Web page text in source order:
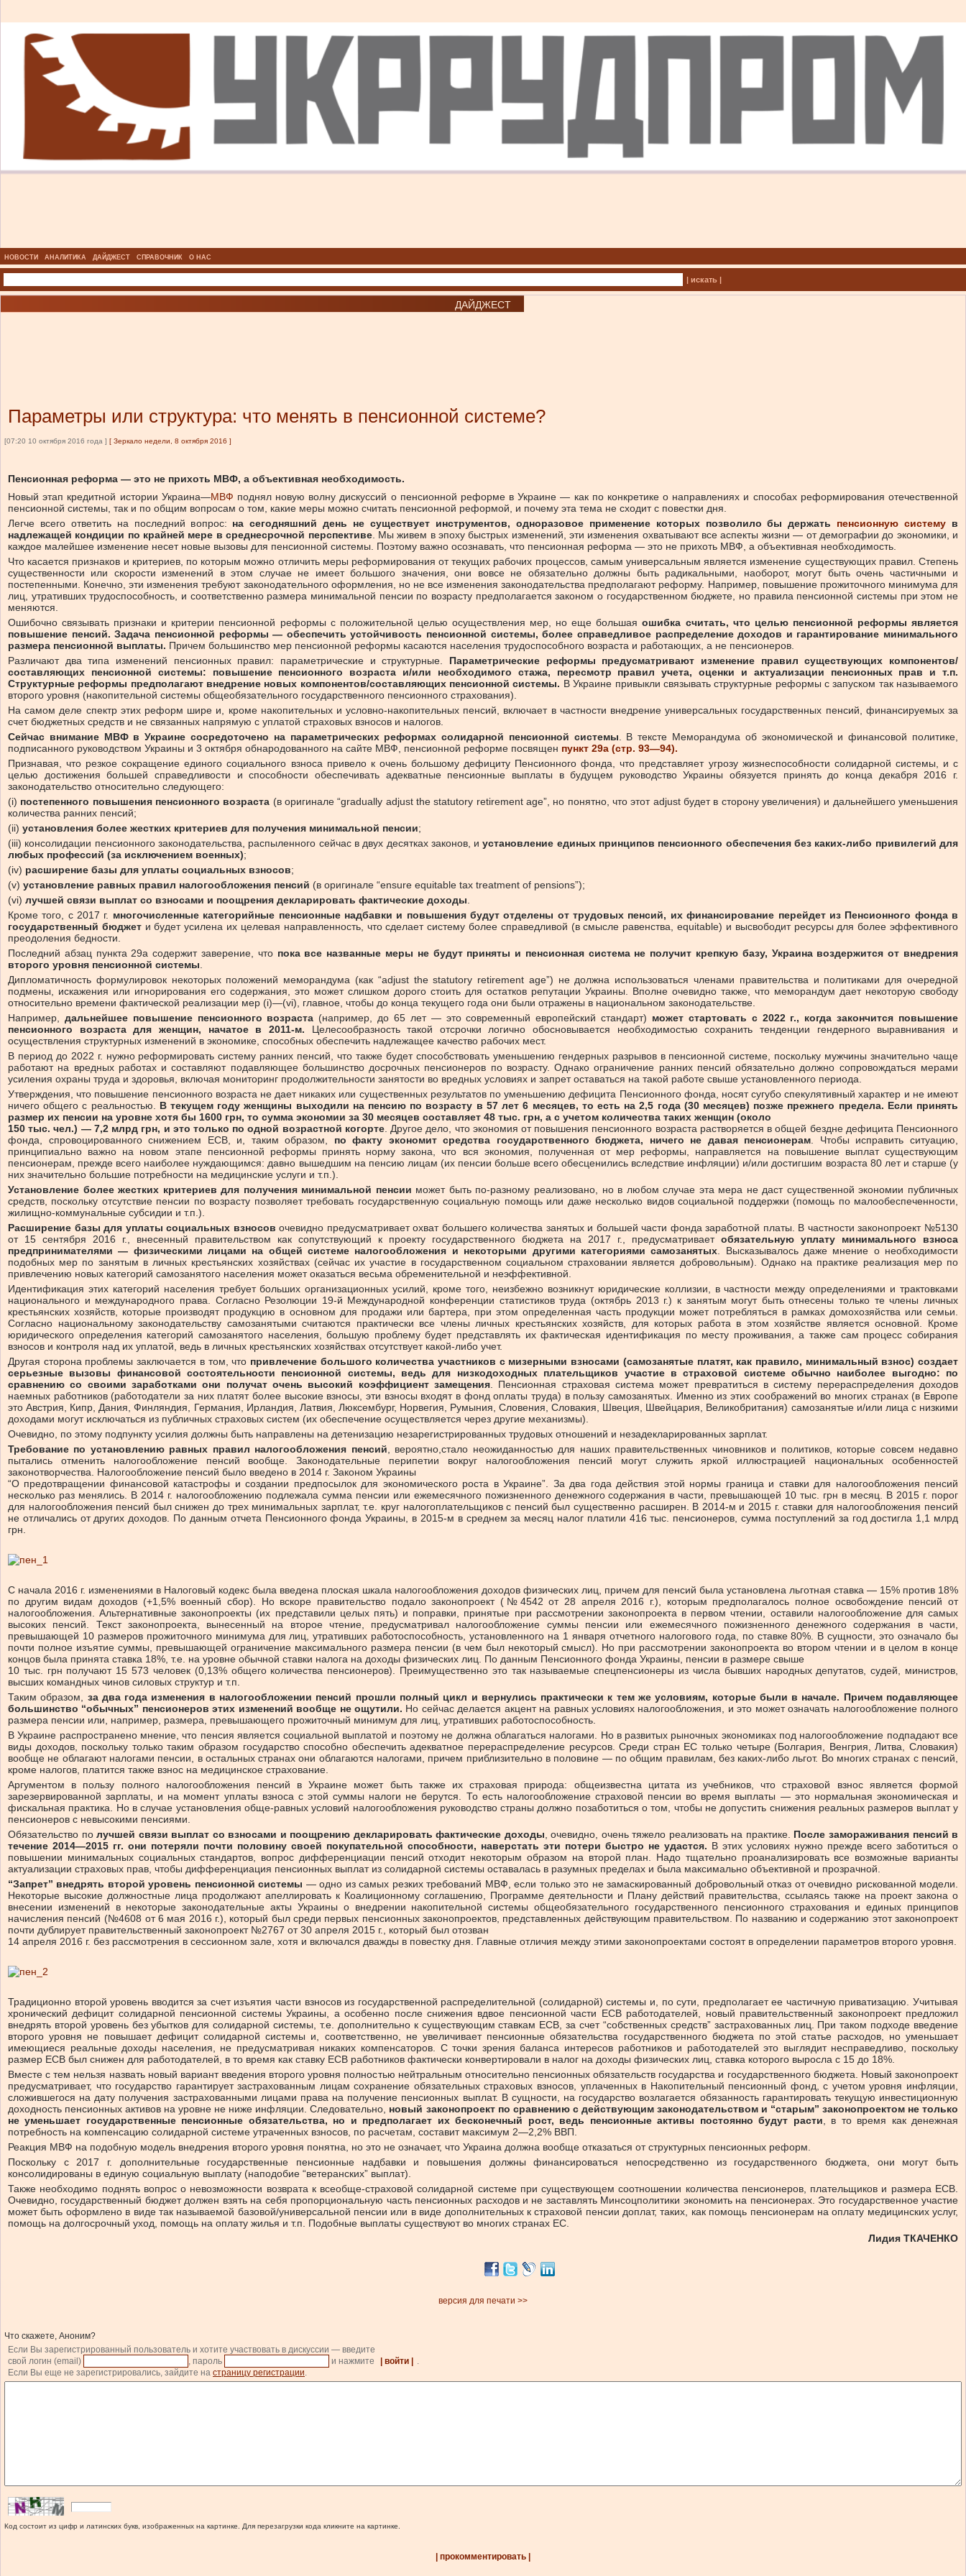
НОВОСТИ АНАЛИТИКА ДАЙДЖЕСТ СПРАВОЧНИК О НАС
| искать |
ДАЙДЖЕСТ
Параметры или структура: что менять в пенсионной системе?
[07:20 10 октября 2016 года ] [ Зеркало недели, 8 октября 2016 ]
Пенсионная реформа — это не прихоть МВФ, а объективная необходимость.
Новый этап кредитной истории Украина—МВФ поднял новую волну дискуссий о пенсионной реформе в Украине — как по конкретике о направлениях и способах реформирования отечественной
пенсионной системы, так и по общим вопросам о том, какие меры можно считать пенсионной реформой, и почему эта тема не сходит с повестки дня.
Легче всего ответить на последний вопрос: на сегодняшний день не существует инструментов, одноразовое применение которых позволило бы держать пенсионную систему в
надлежащей кондиции по крайней мере в среднесрочной перспективе. Мы живем в эпоху быстрых изменений, эти изменения охватывают все аспекты жизни — от демографии до экономики, и
каждое малейшее изменение несет новые вызовы для пенсионной системы. Поэтому важно осознавать, что пенсионная реформа — это не прихоть МВФ, а объективная необходимость.
Что касается признаков и критериев, по которым можно отличить меры реформирования от текущих рабочих процессов, самым универсальным является изменение существующих правил. Степень
существенности или скорости изменений в этом случае не имеет большого значения, они вовсе не обязательно должны быть радикальными, наоборот, могут быть очень частичными и
постепенными. Конечно, эти изменения требуют законодательного оформления, но не все изменения законодательства предполагают реформу. Например, повышение прожиточного минимума для
лиц, утративших трудоспособность, и соответственно размера минимальной пенсии по возрасту предполагается законом о государственном бюджете, но правила пенсионной системы при этом не
меняются.
Ошибочно связывать признаки и критерии пенсионной реформы с положительной целью осуществления мер, но еще большаяошибка считать, что целью пенсионной реформы является
повышение пенсий. Задача пенсионной реформы — обеспечить устойчивость пенсионной системы, более справедливое распределение доходов и гарантирование минимального
размера пенсионной выплаты. Причем большинство мер пенсионной реформы касаются населения трудоспособного возраста и работающих, а не пенсионеров.
Различают два типа изменений пенсионных правил: параметрические и структурные. Параметрические реформы предусматривают изменение правил существующих компонентов/
составляющих пенсионной системы: повышение пенсионного возраста и/или необходимого стажа, пересмотр правил учета, оценки и актуализации пенсионных прав и т.п.
Структурные реформы предполагают внедрение новых компонентов/составляющих пенсионной системы. В Украине привыкли связывать структурные реформы с запуском так называемого
второго уровня (накопительной системы общеобязательного государственного пенсионного страхования).
На самом деле спектр этих реформ шире и, кроме накопительных и условно-накопительных пенсий, включает в частности внедрение универсальных государственных пенсий, финансируемых за
счет бюджетных средств и не связанных напрямую с уплатой страховых взносов и налогов.
Сейчас внимание МВФ в Украине сосредоточено на параметрических реформах солидарной пенсионной системы . В тексте Меморандума об экономической и финансовой политике,
подписанного руководством Украины и 3 октября обнародованного на сайте МВФ, пенсионной реформе посвящен пункт 29а (стр. 93—94).
Признавая, что резкое сокращение единого социального взноса привело к очень большому дефициту Пенсионного фонда, что представляет угрозу жизнеспособности солидарной системы, и с
целью достижения большей справедливости и способности обеспечивать адекватные пенсионные выплаты в будущем руководство Украины обязуется принять до конца декабря 2016 г.
законодательство относительно следующего:
(i) постепенного повышения пенсионного возраста (в оригинале “gradually adjust the statutory retirement age”, но понятно, что этот adjust будет в сторону увеличения) и дальнейшего уменьшения
количества ранних пенсий;
(ii) установления более жестких критериев для получения минимальной пенсии;
(iii) консолидации пенсионного законодательства, распыленного сейчас в двух десятках законов, иустановление единых принципов пенсионного обеспечения без каких-либо привилегий для
любых профессий (за исключением военных);
(iv) расширение базы для уплаты социальных взносов;
(v) установление равных правил налогообложения пенсий (в оригинале “ensure equitable tax treatment of pensions”);
(vi) лучшей связи выплат со взносами и поощрения декларировать фактические доходы
Кроме того, с 2017 г. многочисленные категорийные пенсионные надбавки и повышения будут отделены от трудовых пенсий, их финансирование перейдет из Пенсионного фонда в
государственный бюджети будет усилена их целевая направленность, что сделает систему более справедливой (в смысле равенства, equitable) и высвободит ресурсы для более эффективного
преодоления бедности.
Последний абзац пункта 29а содержит заверение, что пока все названные меры не будут приняты и пенсионная система не получит крепкую базу, Украина воздержится от внедрения
второго уровня пенсионной системы
Дипломатичность формулировок некоторых положений меморандума (как “adjust the statutory retirement age”) не должна использоваться членами правительства и политиками для очередной
подмены, искажения или игнорирования его содержания, это может слишком дорого стоить для остатков репутации Украины. Вполне очевидно также, что меморандум дает некоторую свободу
относительно времени фактической реализации мер (i)—(vі), главное, чтобы до конца текущего года они были отражены в национальном законодательстве.
Например, дальнейшее повышение пенсионного возраста (например, до 65 лет — это современный европейский стандарт) может стартовать с 2022 г., когда закончится повышение
пенсионного возраста для женщин, начатое в 2011-м. Целесообразность такой отсрочки логично обосновывается необходимостью сохранить тенденции гендерного выравнивания и
осуществления структурных изменений в экономике, способных обеспечить надлежащее качество рабочих мест.
В период до 2022 г. нужно реформировать систему ранних пенсий, что также будет способствовать уменьшению гендерных разрывов в пенсионной системе, поскольку мужчины значительно чаще
работают на вредных работах и составляют подавляющее большинство досрочных пенсионеров по возрасту. Однако ограничение ранних пенсий обязательно должно сопровождаться мерами
усиления охраны труда и здоровья, включая мониторинг продолжительности занятости во вредных условиях и запрет оставаться на такой работе свыше установленного периода.
Утверждения, что повышение пенсионного возраста не дает никаких или существенных результатов по уменьшению дефицита Пенсионного фонда, носят сугубо спекулятивный характер и не имеют
ничего общего с реальностью. В текущем году женщины выходили на пенсию по возрасту в 57 лет 6 месяцев, то есть на 2,5 года (30 месяцев) позже прежнего предела. Если принять
размер их пенсии на уровне хотя бы 1600 грн, то сумма экономии за 30 месяцев составляет 48 тыс. грн, а с учетом количества таких женщин (около
150 тыс. чел.) — 7,2 млрд грн, и это только по одной возрастной когорте. Другое дело, что экономия от повышения пенсионного возраста растворяется в общей бездне дефицита Пенсионного
фонда, спровоцированного снижением ЕСВ, и, таким образом, по факту экономит средства государственного бюджета, ничего не давая пенсионерам . Чтобы исправить ситуацию,
принципиально важно на новом этапе пенсионной реформы принять норму закона, что вся экономия, полученная от мер реформы, направляется на повышение выплат существующим
пенсионерам, прежде всего наиболее нуждающимся: давно вышедшим на пенсию лицам (их пенсии больше всего обесценились вследствие инфляции) и/или достигшим возраста 80 лет и старше (у
них значительно большие потребности на медицинские услуги и т.п.).
Установление более жестких критериев для получения минимальной пенсии может быть по-разному реализовано, но в любом случае эта мера не даст существенной экономии публичных
средств, поскольку отсутствие пенсии по возрасту позволяет требовать государственную социальную помощь или даже несколько видов социальной поддержки (помощь по малообеспеченности,
жилищно-коммунальные субсидии и т.п.).
Расширение базы для уплаты социальных взносов очевидно предусматривает охват большего количества занятых и большей части фонда заработной платы. В частности законопроект №5130
от 15 сентября 2016 г., внесенный правительством как сопутствующий к проекту государственного бюджета на 2017 г., предусматривает обязательную уплату минимального взноса
предпринимателями — физическими лицами на общей системе налогообложения и некоторыми другими категориями самозанятых . Высказывалось даже мнение о необходимости
подобных мер по занятым в личных крестьянских хозяйствах (сейчас их участие в государственном социальном страховании является добровольным). Однако на практике реализация мер по
привлечению новых категорий самозанятого населения может оказаться весьма обременительной и неэффективной.
Идентификация этих категорий населения требует больших организационных усилий, кроме того, неизбежно возникнут юридические коллизии, в частности между определениями и трактовками
национального и международного права. Согласно Резолюции 19-й Международной конференции статистиков труда (октябрь 2013 г.) к занятым могут быть отнесены только те члены личных
крестьянских хозяйств, которые производят продукцию в основном для продажи или бартера, при этом определенная часть продукции может потребляться в рамках домохозяйства или семьи.
Согласно национальному законодательству самозанятыми считаются практически все члены личных крестьянских хозяйств, для которых работа в этом хозяйстве является основной. Кроме
юридического определения категорий самозанятого населения, большую проблему будет представлять их фактическая идентификация по месту проживания, а также сам процесс собирания
взносов и контроля над их уплатой, ведь в личных крестьянских хозяйствах отсутствует какой-либо учет.
Другая сторона проблемы заключается в том, что привлечение большого количества участников с мизерными взносами (самозанятые платят, как правило, минимальный взнос) создает
серьезные вызовы финансовой состоятельности пенсионной системы, ведь для низкодоходных плательщиков участие в страховой системе обычно наиболее выгодно: по
сравнению со своими заработками они получат очень высокий коэффициент замещения . Пенсионная страховая система может превратиться в систему перераспределения доходов
наемных работников (работодатели за них платят более высокие взносы, эти взносы входят в фонд оплаты труда) в пользу самозанятых. Именно из этих соображений во многих странах (в Европе
это Австрия, Кипр, Дания, Финляндия, Германия, Ирландия, Латвия, Люксембург, Норвегия, Румыния, Словения, Словакия, Швеция, Швейцария, Великобритания) самозанятые и/или лица с низкими
доходами могут исключаться из публичных страховых систем (их обеспечение осуществляется через другие механизмы).
Очевидно, по этому подпункту усилия должны быть направлены на детенизацию незарегистрированных трудовых отношений и незадекларированных зарплат.
Требование по установлению равных правил налогообложения пенсий , вероятно,стало неожиданностью для наших правительственных чиновников и политиков, которые совсем недавно
пытались отменить налогообложение пенсий вообще. Законодательные перипетии вокруг налогообложения пенсий могут служить яркой иллюстрацией национальных особенностей
законотворчества. Налогообложение пенсий было введено в 2014 г. Законом Украины
“О предотвращении финансовой катастрофы и создании предпосылок для экономического роста в Украине”. За два года действия этой нормы граница и ставки для налогообложения пенсий
несколько раз менялись. В 2014 г. налогообложению подлежала сумма пенсии или ежемесячного пожизненного денежного содержания в части, превышающей 10 тыс. грн в месяц. В 2015 г. порог
для налогообложения пенсий был снижен до трех минимальных зарплат, т.е. круг налогоплательщиков с пенсий был существенно расширен. В 2014-м и 2015 г. ставки для налогообложения пенсий
не отличались от других доходов. По данным отчета Пенсионного фонда Украины, в 2015-м в среднем за месяц налог платили 416 тыс. пенсионеров, сумма поступлений за год достигла 1,1 млрд
грн.
С начала 2016 г. изменениями в Налоговый кодекс была введена плоская шкала налогообложения доходов физических лиц, причем для пенсий была установлена льготная ставка — 15% против 18%
по другим видам доходов (+1,5% военный сбор). Но вскоре правительство подало законопроект (№4542 от 28 апреля 2016 г.), которым предполагалось полное освобождение пенсий от
налогообложения. Альтернативные законопроекты (их представили целых пять) и поправки, принятые при рассмотрении законопроекта в первом чтении, оставили налогообложение для самых
высоких пенсий. Текст законопроекта, вынесенный на второе чтение, предусматривал налогообложение суммы пенсии или ежемесячного пожизненного денежного содержания в части,
превышающей 10 размеров прожиточного минимума для лиц, утративших работоспособность, установленного на 1 января отчетного налогового года, по ставке 80%. В сущности, это означало бы
почти полное изъятие суммы, превышающей ограничение максимального размера пенсии (в чем был некоторый смысл). Но при рассмотрении законопроекта во втором чтении и в целом в конце
концов была принята ставка 18%, т.е. на уровне обычной ставки налога на доходы физических лиц. По данным Пенсионного фонда Украины, пенсии в размере свыше
10 тыс. грн получают 15 573 человек (0,13% общего количества пенсионеров). Преимущественно это так называемые спецпенсионеры из числа бывших народных депутатов, судей, министров,
высших командных чинов силовых структур и т.п.
Таким образом, за два года изменения в налогообложении пенсий прошли полный цикл и вернулись практически к тем же условиям, которые были в начале. Причем подавляющее
большинство “обычных” пенсионеров этих изменений вообще не ощутили. Но сейчас делается акцент на равных условиях налогообложения, и это может означать налогообложение полного
размера пенсии или, например, размера, превышающего прожиточный минимум для лиц, утративших работоспособность.
В Украине распространено мнение, что пенсия является социальной выплатой и поэтому не должна облагаться налогами. Но в развитых рыночных экономиках под налогообложение подпадают все
виды доходов, поскольку только таким образом государство способно обеспечить адекватное перераспределение ресурсов. Среди стран ЕС только четыре (Болгария, Венгрия, Литва, Словакия)
вообще не облагают налогами пенсии, в остальных странах они облагаются налогами, причем приблизительно в половине — по общим правилам, без каких-либо льгот. Во многих странах с пенсий,
кроме налогов, платится также взнос на медицинское страхование.
Аргументом в пользу полного налогообложения пенсий в Украине может быть также их страховая природа: общеизвестна цитата из учебников, что страховой взнос является формой
зарезервированной зарплаты, и на момент уплаты взноса с этой суммы налоги не берутся. То есть налогообложение страховой пенсии во время выплаты — это нормальная экономическая и
фискальная практика. Но в случае установления обще-равных условий налогообложения руководство страны должно позаботиться о том, чтобы не допустить снижения реальных размеров выплат у
пенсионеров с невысокими пенсиями.
Обязательство получшей связи выплат со взносами и поощрению декларировать фактические доходы , очевидно, очень тяжело реализовать на практике. После замораживания пенсий в
течение 2014—2015 гг. они потеряли почти половину своей покупательной способности, наверстать эти потери быстро не удастся. В этих условиях нужно прежде всего заботиться о
повышении минимальных социальных стандартов, вопрос дифференциации пенсий отходит некоторым образом на второй план. Надо тщательно проанализировать все возможные варианты
актуализации страховых прав, чтобы дифференциация пенсионных выплат из солидарной системы оставалась в разумных пределах и была максимально объективной и прозрачной.
“Запрет” внедрять второй уровень пенсионной системы — одно из самых резких требований МВФ, если только это не замаскированный добровольный отказ от очевидно рискованной модели.
Некоторые высокие должностные лица продолжают апеллировать к Коалиционному соглашению, Программе деятельности и Плану действий правительства, ссылаясь также на проект закона о
внесении изменений в некоторые законодательные акты Украины о внедрении накопительной системы общеобязательного государственного пенсионного страхования и единых принципов
начисления пенсий (№4608 от 6 мая 2016 г.), который был среди первых пенсионных законопроектов, представленных действующим правительством. По названию и содержанию этот законопроект
почти дублирует правительственный законопроект №2767 от 30 апреля 2015 г., который был отозван
14 апреля 2016 г. без рассмотрения в сессионном зале, хотя и включался дважды в повестку дня. Главные отличия между этими законопроектами состоят в определении параметров второго уровня.
Традиционно второй уровень вводится за счет изъятия части взносов из государственной распределительной (солидарной) системы и, по сути, предполагает ее частичную приватизацию. Учитывая
хронический дефицит солидарной пенсионной системы Украины, а особенно после снижения вдвое пенсионной части ЕСВ работодателей, новый правительственный законопроект предложил
внедрять второй уровень без убытков для солидарной системы, т.е. дополнительно к существующим ставкам ЕСВ, за счет “собственных средств” застрахованных лиц. При таком подходе введение
второго уровня не повышает дефицит солидарной системы и, соответственно, не увеличивает пенсионные обязательства государственного бюджета по этой статье расходов, но уменьшает
имеющиеся реальные доходы населения, не предусматривая никаких компенсаторов. С точки зрения баланса интересов работников и работодателей это выглядит несправедливо, поскольку
размер ЕСВ был снижен для работодателей, в то время как ставку ЕСВ работников фактически конвертировали в налог на доходы физических лиц, ставка которого выросла с 15 до 18%.
Вместе с тем нельзя назвать новый вариант введения второго уровня полностью нейтральным относительно пенсионных обязательств государства и государственного бюджета. Новый законопроект
предусматривает, что государство гарантирует застрахованным лицам сохранение обязательных страховых взносов, уплаченных в Накопительный пенсионный фонд, с учетом уровня инфляции,
сложившегося на дату получения застрахованными лицами права на получение пенсионных выплат. В сущности, на государство возлагается обязанность гарантировать текущую инвестиционную
доходность пенсионных активов на уровне не ниже инфляции. Следовательно, новый законопроект по сравнению с действующим законодательством и “старым” законопроектом не только
не уменьшает государственные пенсионные обязательства, но и предполагает их бесконечный рост, ведь пенсионные активы постоянно будут расти , в то время как денежная
потребность на компенсацию солидарной системе утраченных взносов, по расчетам, составит максимум 2—2,2% ВВП.
Реакция МВФ на подобную модель внедрения второго уровня понятна, но это не означает, что Украина должна вообще отказаться от структурных пенсионных реформ.
Поскольку с 2017 г. дополнительные государственные пенсионные надбавки и повышения должны финансироваться непосредственно из государственного бюджета, они могут быть
консолидированы в единую социальную выплату (наподобие “ветеранских” выплат).
Также необходимо поднять вопрос о невозможности возврата к всеобще-страховой солидарной системе при существующем соотношении количества пенсионеров, плательщиков и размера ЕСВ.
Очевидно, государственный бюджет должен взять на себя пропорциональную часть пенсионных расходов и не заставлять Минсоцполитики экономить на пенсионерах. Это государственное участие
может быть оформлено в виде так называемой базовой/универсальной пенсии или в виде дополнительных к страховой пенсии доплат, таких, как помощь пенсионерам на оплату медицинских услуг,
помощь на долгосрочный уход, помощь на оплату жилья и т.п. Подобные выплаты существуют во многих странах ЕС.
Лидия ТКАЧЕНКО
версия для печати >>
Что скажете, Аноним?
Если Вы зарегистрированный пользователь и хотите участвовать в дискуссии — введите
свой логин (email)
, пароль и нажмите | войти |
.
Если Вы еще не зарегистрировались, зайдите на страницу регистрации.
Код состоит из цифр и латинских букв, изображенных на картинке. Для перезагрузки кода кликните на картинке.
| прокомментировать |